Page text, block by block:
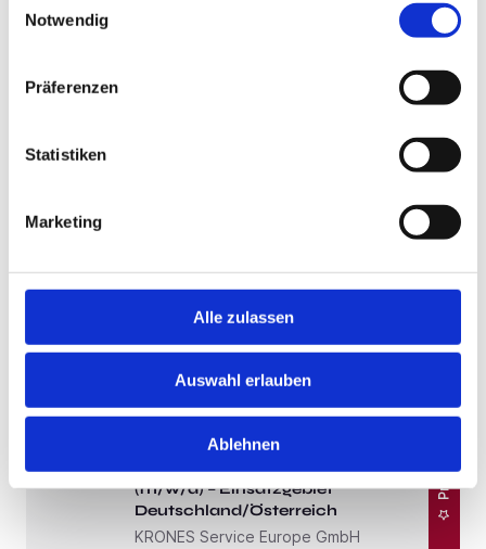
Notwendig
Präferenzen
Statistiken
Marketing
Alle zulassen
Auswahl erlauben
Ablehnen
Kinderbetreuungseinrichtungen GmbH & Premium
Bundesweit
Mechatroniker deutschlandweit –
Inbetriebnahme & Montage
(m/w/d) – Einsatzgebiet
Deutschland/Österreich
KRONES Service Europe GmbH
Premium